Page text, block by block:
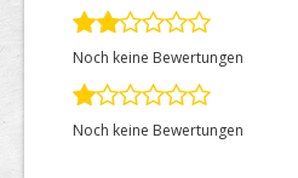
Noch keine Bewertungen
Noch keine Bewertungen